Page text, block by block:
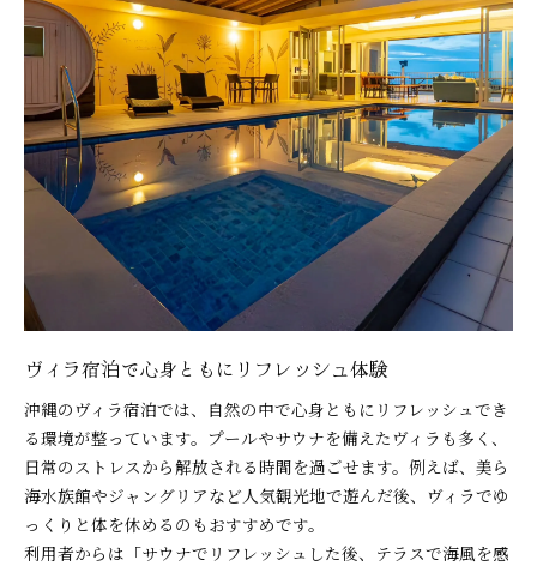
ヴィラ宿泊で心身ともにリフレッシュ体験
沖縄のヴィラ宿泊では、自然の中で心身ともにリフレッシュでき
る環境が整っています。プールやサウナを備えたヴィラも多く、
日常のストレスから解放される時間を過ごせます。例えば、美ら
海水族館やジャングリアなど人気観光地で遊んだ後、ヴィラでゆ
っくりと体を休めるのもおすすめです。
利用者からは「サウナでリフレッシュした後、テラスで海風を感